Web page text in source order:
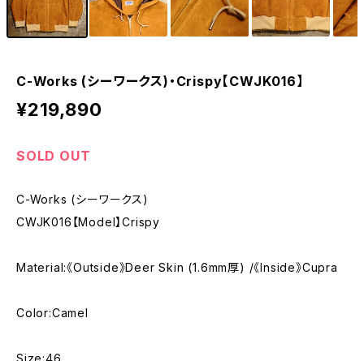
C-Works (シーワークス)・Crispy【CWJK016】
¥219,890
SOLD OUT
C-Works (シーワークス)
CWJK016【Model】Crispy
Material:《Outside》Deer Skin (1.6mm厚) /《Inside》Cupra
Color:Camel
Size:46